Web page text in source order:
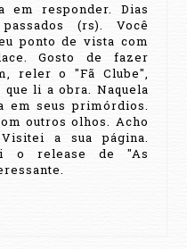
em responder. Dias
(rs). Você
ponto de vista com
Gosto de fazer
reler o "Fã Clube",
li a obra. Naquela
em seus primórdios.
outros olhos. Acho
a sua página.
o release de "As